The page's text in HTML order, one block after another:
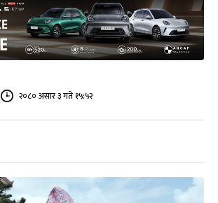
२०८० असार ३ गते १५:५२